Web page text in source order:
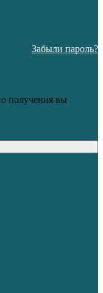
Забыли пароль?
получения вы